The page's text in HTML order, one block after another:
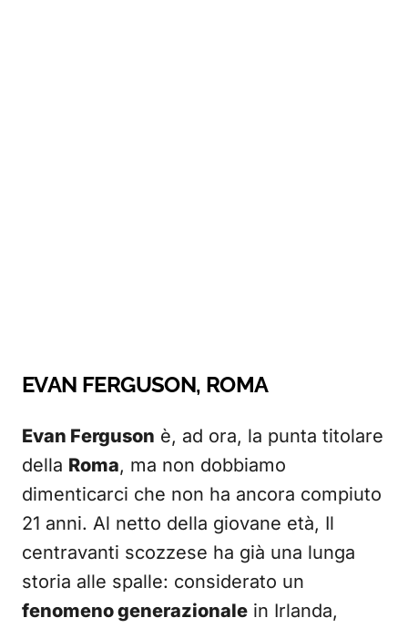
EVAN FERGUSON, ROMA
Evan Ferguson è, ad ora, la punta titolare
della Roma, ma non dobbiamo
dimenticarci che non ha ancora compiuto
21 anni. Al netto della giovane età, Il
centravanti scozzese ha già una lunga
storia alle spalle: considerato un
fenomeno generazionale in Irlanda,